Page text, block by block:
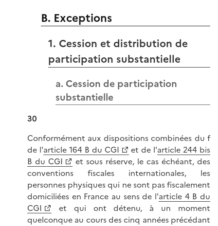
B. Exceptions
1. Cession et distribution de
participation substantielle
a. Cession de participation
substantielle
30
Conformément aux dispositions combinées du f
de l'article 164 B du CGI et de l'article 244 bis
B du CGI
et sous réserve, le cas échéant, des
conventions fiscales internationales, les
personnes physiques qui ne sont pas fiscalement
domiciliées en France au sens de l'article 4 B du
CGI
et qui ont détenu, à un moment
quelconque au cours des cinq années précédant